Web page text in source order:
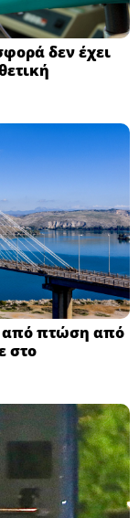
δεν έχει
από πτώση από
στο